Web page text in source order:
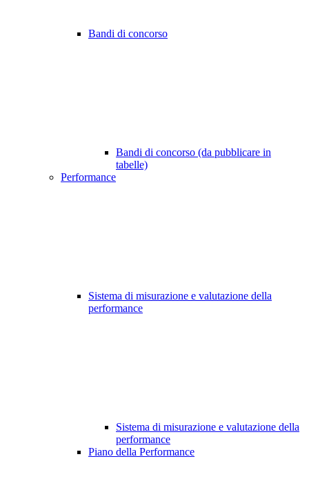
Bandi di concorso
Bandi di concorso (da pubblicare in
tabelle)
Performance
Sistema di misurazione e valutazione della
performance
Sistema di misurazione e valutazione della
performance
Piano della Performance